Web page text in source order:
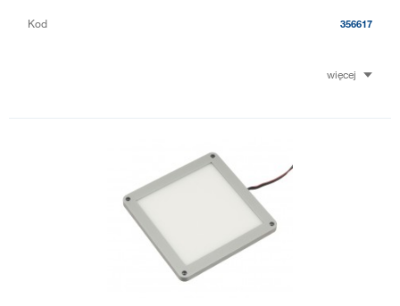
Kod 356617
więcej